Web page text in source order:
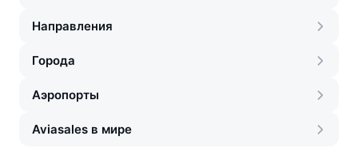
Направления
Города
Аэропорты
Aviasales в мире